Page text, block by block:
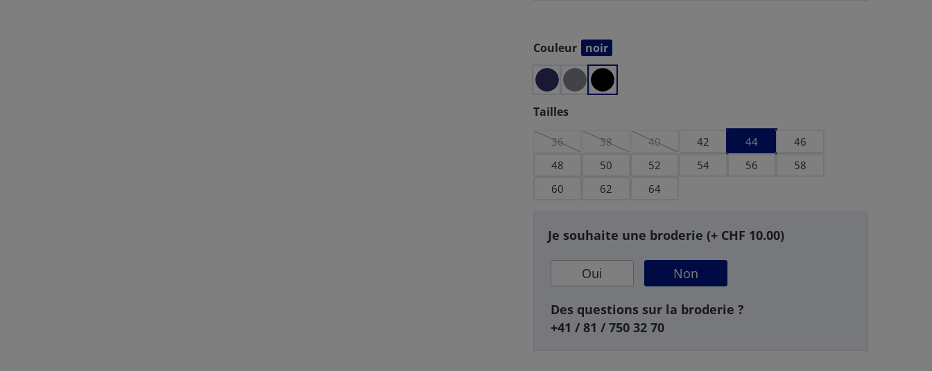
Sélectionnez
Couleur noir
Sélectionnez
Tailles
36
(Cette option n'est pas disponible pour le moment.)
38
(Cette option n'est pas disponible pour le moment.)
40
(Cette option n'est pas disponible pour le moment.)
42 44
46
48
50 52 54 56
58
60
62 64
Je souhaite une broderie (+ CHF 10.00)
Oui Non
Des questions sur la broderie ?
+41 / 81 / 750 32 70